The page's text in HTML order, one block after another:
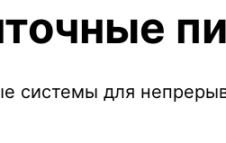
системы для